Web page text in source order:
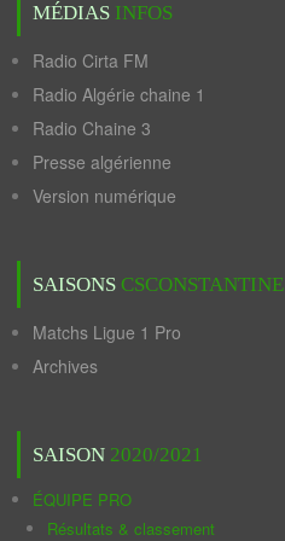
MÉDIAS INFOS
Radio Cirta FM
Radio Algérie chaine 1
Radio Chaine 3
Presse algérienne
Version numérique
SAISONS CSCONSTANTINE
Matchs Ligue 1 Pro
Archives
SAISON 2020/2021
ÉQUIPE PRO
Résultats & classement